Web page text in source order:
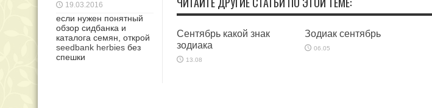
Сентябрь какой знак
зодиака
13.08
Зодиак сентябрь
06.05
19.03.2016
если нужен понятный
обзор сидбанка и
каталога семян, открой
seedbank herbies без
спешки